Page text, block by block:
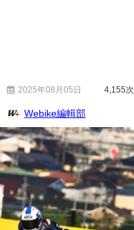
2025年08月05日 4,155
Webike編輯部